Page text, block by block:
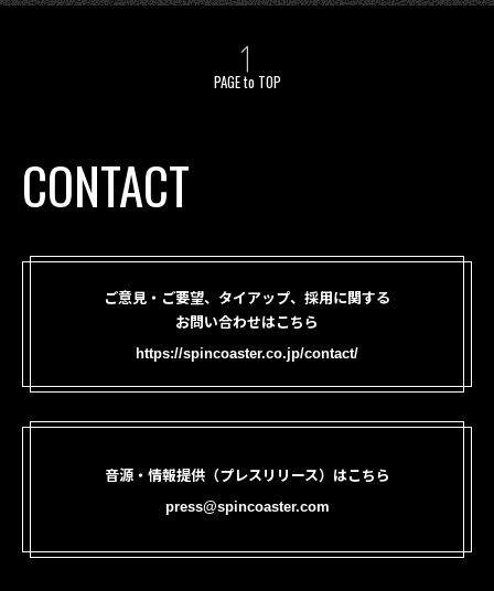
PAGE to TOP
CONTACT
ご意見・ご要望、タイアップ、採用に関する
お問い合わせはこちら
https://spincoaster.co.jp/contact/
音源・情報提供（プレスリリース）はこちら
press@spincoaster.com